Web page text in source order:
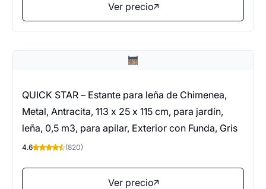
Ver precio
QUICK STAR – Estante para leña de Chimenea,
Metal, Antracita, 113 x 25 x 115 cm, para jardín,
leña, 0,5 m3, para apilar, Exterior con Funda, Gris
4.6 (820)
Ver precio